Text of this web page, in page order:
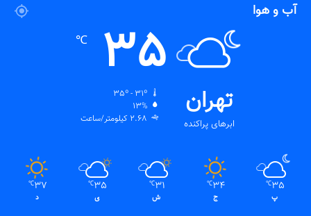
آب و هوا
تهران
ابرهای پراکنده
35
℃
13%
2.68 کیلومتر/ساعت
35
℃
پ
34
℃
ج
31
℃
ش
35
℃
ی
37
℃
د